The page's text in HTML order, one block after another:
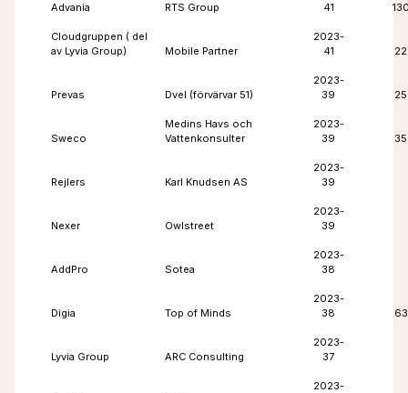
Advania RTS Group
41
Cloudgruppen ( del
av Lyvia Group)
Mobile Partner
2023-
41
22
Prevas Dvel (förvärvar 51)
2023-
39
25
Sweco
Medins Havs och
Vattenkonsulter
2023-
39
35
Rejlers Karl Knudsen AS
2023-
39
Nexer Owlstreet
2023-
39
AddPro Sotea
2023-
38
Digia Top of Minds
2023-
38
63
Lyvia Group ARC Consulting
2023-
37
2023-